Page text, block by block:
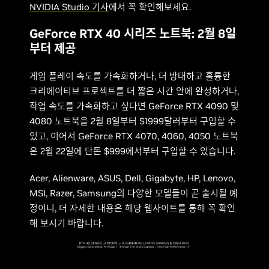
NVIDIA Studio 기사에서 꼭 확인해보세요.
GeForce RTX 40 시리즈 노트북: 2월 8일
부터 제공
게임 플레이 속도를 가속화하거나, 더 방대하고 훌륭한
크리에이티브 프로젝트를 더 짧은 시간 안에 완성하거나,
작업 속도를 가속화하고 싶다면 GeForce RTX 4090 및
4080 노트북을 2월 8일부터 $1999달러부터 구입할 수
있고, 이어서 GeForce RTX 4070, 4060, 4050 노트북
은 2월 22일에 단돈 $999에서부터 구입할 수 있습니다.
Acer, Alienware, ASUS, Dell, Gigabyte, HP, Lenovo,
MSI, Razer, Samsung의 다양한 모델들이 곧 출시될 예
정이니, 더 자세한 내용은 해당 웹사이트를 통해 꼭 확인
해 보시기 바랍니다.